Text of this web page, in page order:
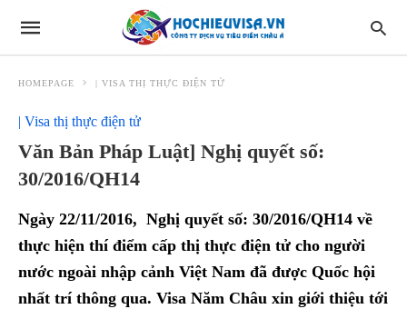
HOMEPAGE | VISA THỊ THỰC ĐIỆN TỬ
| Visa thị thực điện tử
Văn Bản Pháp Luật] Nghị quyết số:
30/2016/QH14
Ngày 22/11/2016, Nghị quyết số: 30/2016/QH14 về
thực hiện thí điểm cấp thị thực điện tử cho người
nước ngoài nhập cảnh Việt Nam đã được Quốc hội
nhất trí thông qua. Visa Năm Châu xin giới thiệu tới